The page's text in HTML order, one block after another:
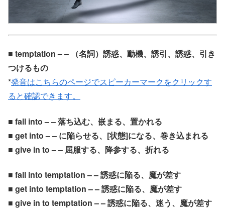
■ temptation – – （名詞）誘惑、動機、誘引、誘惑、引き
つけるもの
*発音はこちらのページでスピーカーマークをクリックす
ると確認できます。
■ fall into – – 落ち込む、嵌まる、置かれる
■ get into – – に陥らせる、[状態]になる、巻き込まれる
■ give in to – – 屈服する、降参する、折れる
■ fall into temptation – – 誘惑に陥る、魔が差す
■ get into temptation – – 誘惑に陥る、魔が差す
■ give in to temptation – – 誘惑に陥る、迷う、魔が差す